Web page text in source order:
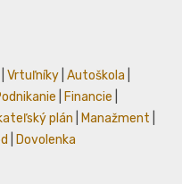
Vrtuľníky Autoškola
Financie
plán Manažment
Dovolenka